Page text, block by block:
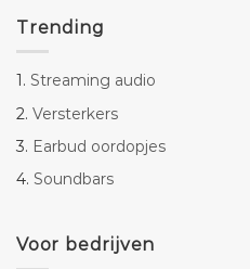
Trending
1. Streaming audio
2. Versterkers
3. Earbud oordopjes
4. Soundbars
Voor bedrijven